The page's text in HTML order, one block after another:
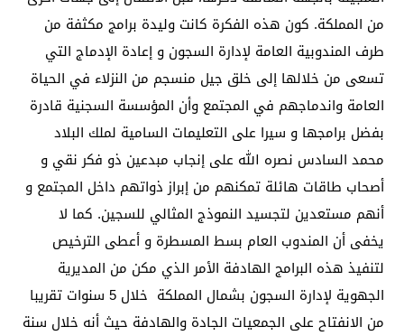
من المملكة. كون هذه الفكرة كانت وليدة برامج مكثفة من
طرف المندوبية العامة لإدارة السجون و إعادة الإدماج التي
تسعى من خلالها إلى خلق جيل منسجم من النزلاء في الحياة
العامة واندماجهم في المجتمع وأن المؤسسة السجنية قادرة
بفضل برامجها و سيرا على التعليمات السامية لملك البلاد
محمد السادس نصره الله على إنجاب مبدعين ذو فكر نقي و
أصحاب طاقات هائلة تمكنهم من إبراز ذواتهم داخل المجتمع و
أنهم مستعدين لتجسيد النموذج المثالي للسجين. كما لا
يخفى أن المندوب العام بسط المسطرة و أعطى الترخيص
لتنفيذ هذه البرامج الهادفة الأمر الذي مكن من المديرية
الجهوية لإدارة السجون بشمال المملكة خلال 5 سنوات تقريبا
من الانفتاح على الجمعيات الجادة والهادفة حيث أنه خلال سنة